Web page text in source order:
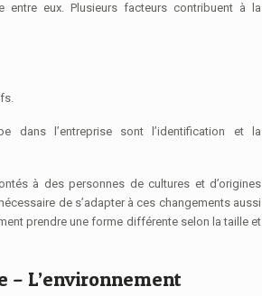
entre eux. Plusieurs facteurs contribuent à la
dans l’entreprise sont l’identification et la
à des personnes de cultures et d’origines
de s’adapter à ces changements aussi
prendre une forme différente selon la taille et
– L’environnement